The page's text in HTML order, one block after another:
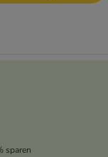
sparen